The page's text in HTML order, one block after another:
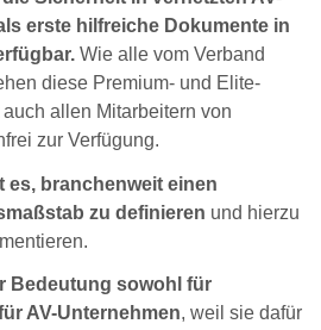
erste hilfreiche Dokumente in
Wie alle vom Verband
diese Premium- und Elite-
allen Mitarbeitern von
zur Verfügung.
es, branchenweit einen
zu definieren und hierzu
Bedeutung sowohl für
AV-Unternehmen, weil sie dafür